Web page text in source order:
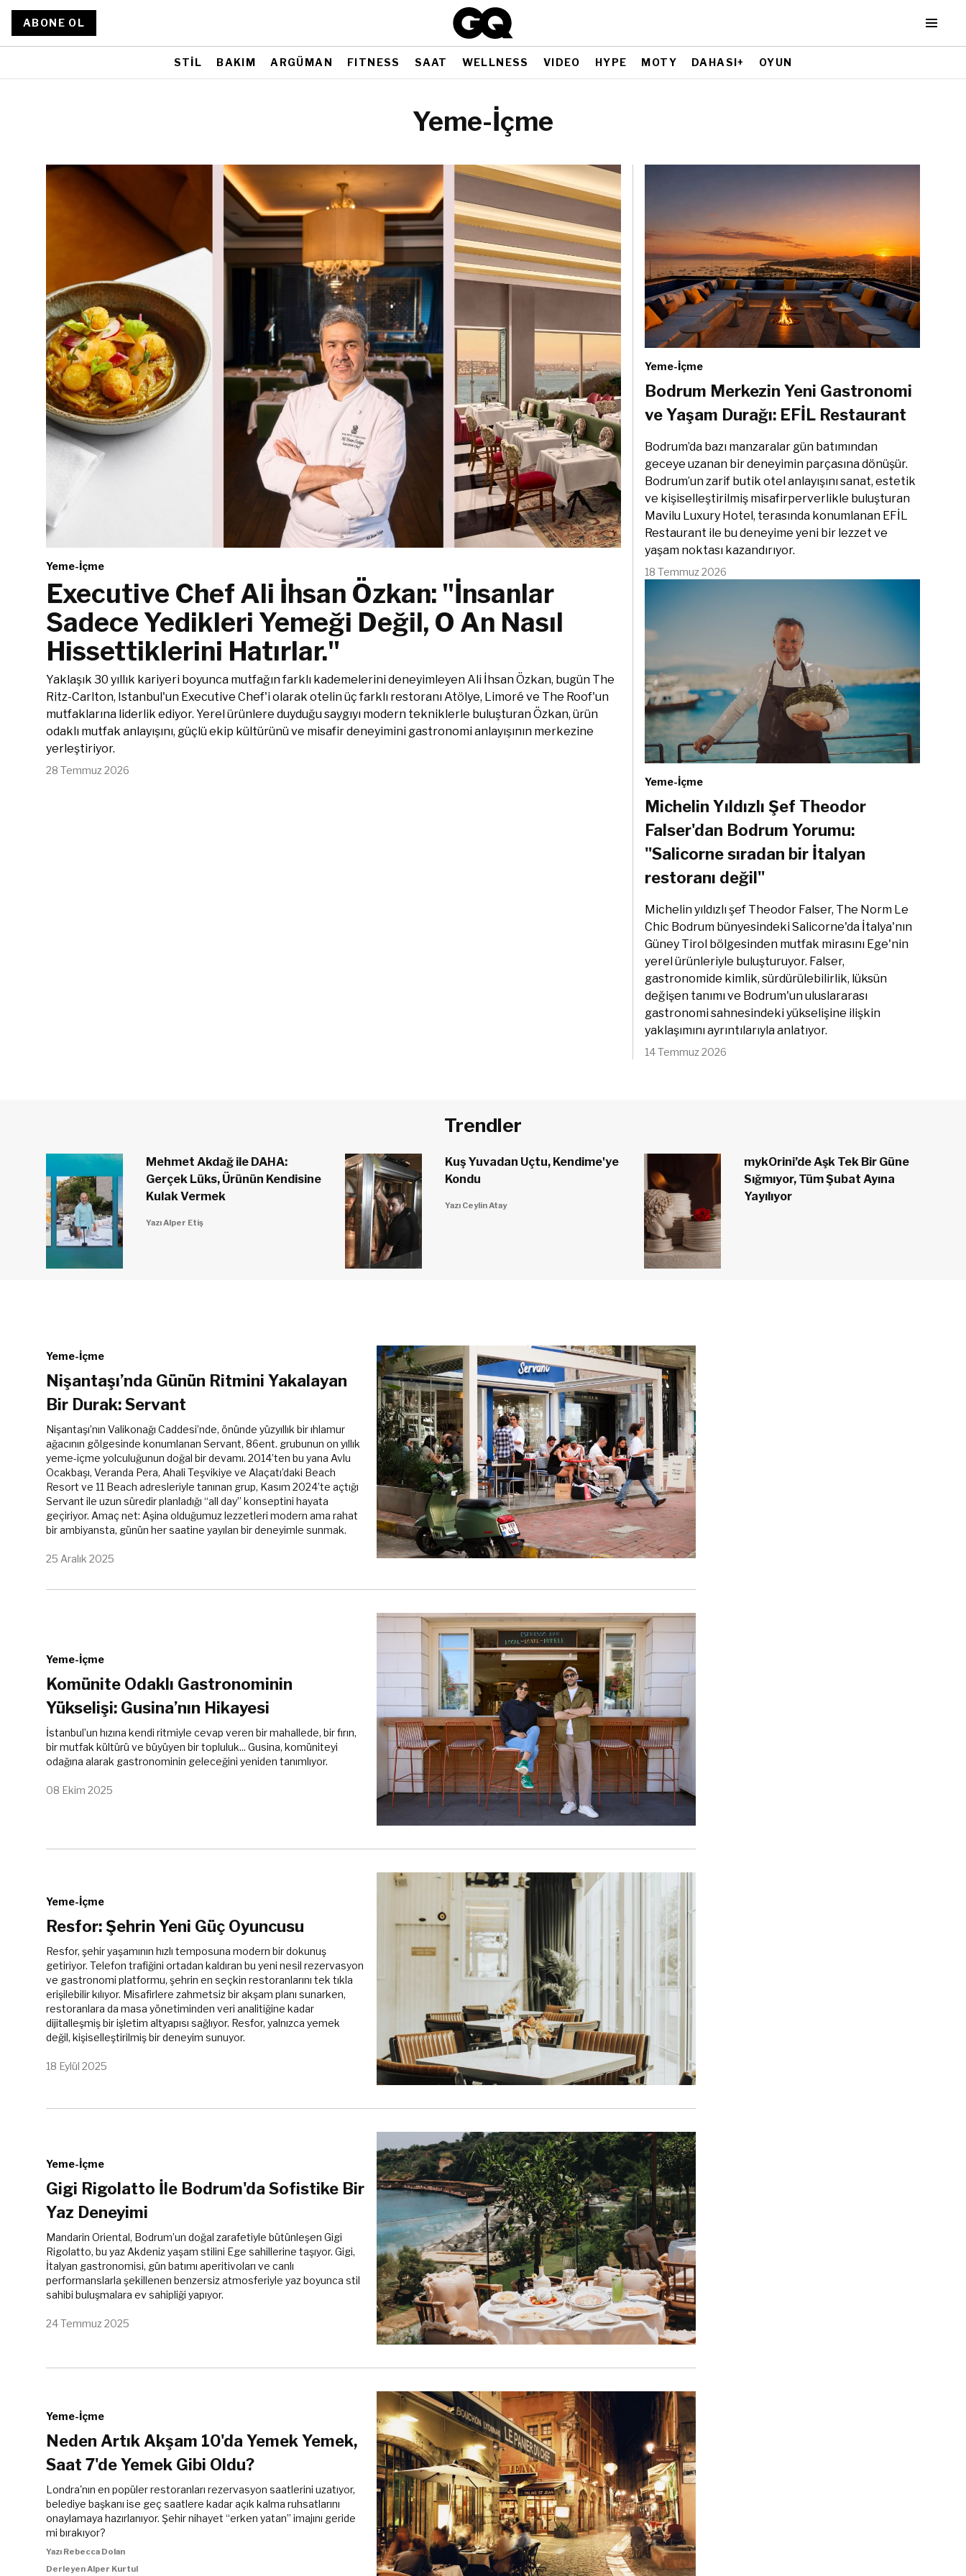
ABONE OL
STİL BAKIM ARGÜMAN FITNESS SAAT WELLNESS VIDEO HYPE MOTY DAHASI+ OYUN
Yeme-İçme
Yeme-İçme
Executive Chef Ali İhsan Özkan: "İnsanlar
Sadece Yedikleri Yemeği Değil, O An Nasıl
Hissettiklerini Hatırlar."
Yaklaşık 30 yıllık kariyeri boyunca mutfağın farklı kademelerini deneyimleyen Ali İhsan Özkan, bugün The
Ritz-Carlton, Istanbul'un Executive Chef'i olarak otelin üç farklı restoranı Atölye, Limoré ve The Roof'un
mutfaklarına liderlik ediyor. Yerel ürünlere duyduğu saygıyı modern tekniklerle buluşturan Özkan, ürün
odaklı mutfak anlayışını, güçlü ekip kültürünü ve misafir deneyimini gastronomi anlayışının merkezine
yerleştiriyor.
28 Temmuz 2026
Yeme-İçme
Bodrum Merkezin Yeni Gastronomi
ve Yaşam Durağı: EFİL Restaurant
Bodrum’da bazı manzaralar gün batımından
geceye uzanan bir deneyimin parçasına dönüşür.
Bodrum’un zarif butik otel anlayışını sanat, estetik
ve kişiselleştirilmiş misafirperverlikle buluşturan
Mavilu Luxury Hotel, terasında konumlanan EFİL
Restaurant ile bu deneyime yeni bir lezzet ve
yaşam noktası kazandırıyor.
18 Temmuz 2026
Yeme-İçme
Michelin Yıldızlı Şef Theodor
Falser'dan Bodrum Yorumu:
"Salicorne sıradan bir İtalyan
restoranı değil"
Michelin yıldızlı şef Theodor Falser, The Norm Le
Chic Bodrum bünyesindeki Salicorne'da İtalya'nın
Güney Tirol bölgesinden mutfak mirasını Ege'nin
yerel ürünleriyle buluşturuyor. Falser,
gastronomide kimlik, sürdürülebilirlik, lüksün
değişen tanımı ve Bodrum'un uluslararası
gastronomi sahnesindeki yükselişine ilişkin
yaklaşımını ayrıntılarıyla anlatıyor.
14 Temmuz 2026
Trendler
Mehmet Akdağ ile DAHA:
Gerçek Lüks, Ürünün Kendisine
Kulak Vermek
Yazı Alper Etiş
Kuş Yuvadan Uçtu, Kendime'ye
Kondu
Yazı Ceylin Atay
mykOrini’de Aşk Tek Bir Güne
Sığmıyor, Tüm Şubat Ayına
Yayılıyor
Yeme-İçme
Nişantaşı’nda Günün Ritmini Yakalayan
Bir Durak: Servant
Nişantaşı’nın Valikonağı Caddesi’nde, önünde yüzyıllık bir ıhlamur
ağacının gölgesinde konumlanan Servant, 86ent. grubunun on yıllık
yeme-içme yolculuğunun doğal bir devamı. 2014’ten bu yana Avlu
Ocakbaşı, Veranda Pera, Ahali Teşvikiye ve Alaçatı’daki Beach
Resort ve 11 Beach adresleriyle tanınan grup, Kasım 2024’te açtığı
Servant ile uzun süredir planladığı “all day” konseptini hayata
geçiriyor. Amaç net: Aşina olduğumuz lezzetleri modern ama rahat
bir ambiyansta, günün her saatine yayılan bir deneyimle sunmak.
25 Aralık 2025
Yeme-İçme
Komünite Odaklı Gastronominin
Yükselişi: Gusina’nın Hikayesi
İstanbul’un hızına kendi ritmiyle cevap veren bir mahallede, bir fırın,
bir mutfak kültürü ve büyüyen bir topluluk... Gusina, komüniteyi
odağına alarak gastronominin geleceğini yeniden tanımlıyor.
08 Ekim 2025
Yeme-İçme
Resfor: Şehrin Yeni Güç Oyuncusu
Resfor, şehir yaşamının hızlı temposuna modern bir dokunuş
getiriyor. Telefon trafiğini ortadan kaldıran bu yeni nesil rezervasyon
ve gastronomi platformu, şehrin en seçkin restoranlarını tek tıkla
erişilebilir kılıyor. Misafirlere zahmetsiz bir akşam planı sunarken,
restoranlara da masa yönetiminden veri analitiğine kadar
dijitalleşmiş bir işletim altyapısı sağlıyor. Resfor, yalnızca yemek
değil, kişiselleştirilmiş bir deneyim sunuyor.
18 Eylül 2025
Yeme-İçme
Gigi Rigolatto İle Bodrum'da Sofistike Bir
Yaz Deneyimi
Mandarin Oriental, Bodrum’un doğal zarafetiyle bütünleşen Gigi
Rigolatto, bu yaz Akdeniz yaşam stilini Ege sahillerine taşıyor. Gigi,
İtalyan gastronomisi, gün batımı aperitivoları ve canlı
performanslarla şekillenen benzersiz atmosferiyle yaz boyunca stil
sahibi buluşmalara ev sahipliği yapıyor.
24 Temmuz 2025
Yeme-İçme
Neden Artık Akşam 10'da Yemek Yemek,
Saat 7'de Yemek Gibi Oldu?
Londra'nın en popüler restoranları rezervasyon saatlerini uzatıyor,
belediye başkanı ise geç saatlere kadar açık kalma ruhsatlarını
onaylamaya hazırlanıyor. Şehir nihayet “erken yatan” imajını geride
mi bırakıyor?
Yazı Rebecca Dolan
Derleyen Alper Kurtul